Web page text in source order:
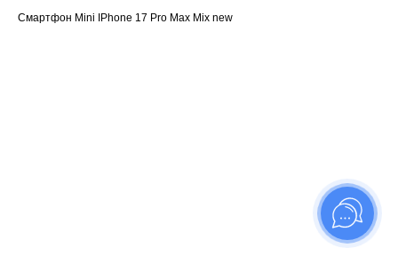
Смартфон Mini IPhone 17 Pro Max Mix new